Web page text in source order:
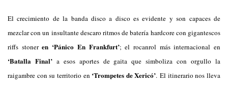
El crecimiento de la banda disco a disco es evidente y son capaces de
mezclar con un insultante descaro ritmos de batería hardcore con gigantescos
riffs stoneren ‘Pánico En Frankfurt’; el rocanrol más internacional en
‘Batalla Final’a esos aportes de gaita que simboliza con orgullo la
raigambre con su territorio en ‘Trompetes de Xericó’.El itinerario nos lleva